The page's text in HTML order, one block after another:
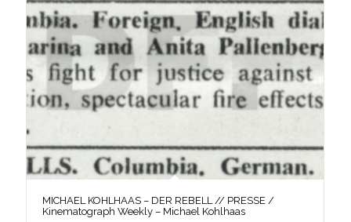
MICHAEL KOHLHAAS – DER REBELL // PRESSE /
Kinematograph Weekly – Michael Kohlhaas